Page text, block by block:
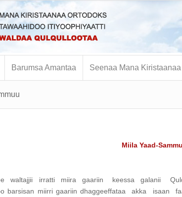
Barumsa Amantaa Seenaa Mana Kiristaanaa
Miila Yaad-
waltajjii irratti miira gaariin keessa galanii
barsisan miirri gaariin dhaggeeffataa akka isaan